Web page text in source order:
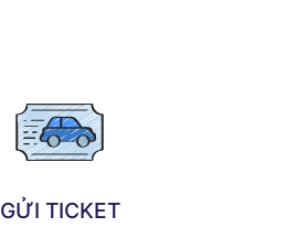
GỬI TICKET